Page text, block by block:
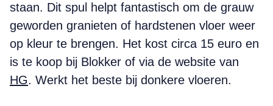
staan. Dit spul helpt fantastisch om de grauw
geworden granieten of hardstenen vloer weer
op kleur te brengen. Het kost circa 15 euro en
is te koop bij Blokker of via de website van
HG. Werkt het beste bij donkere vloeren.